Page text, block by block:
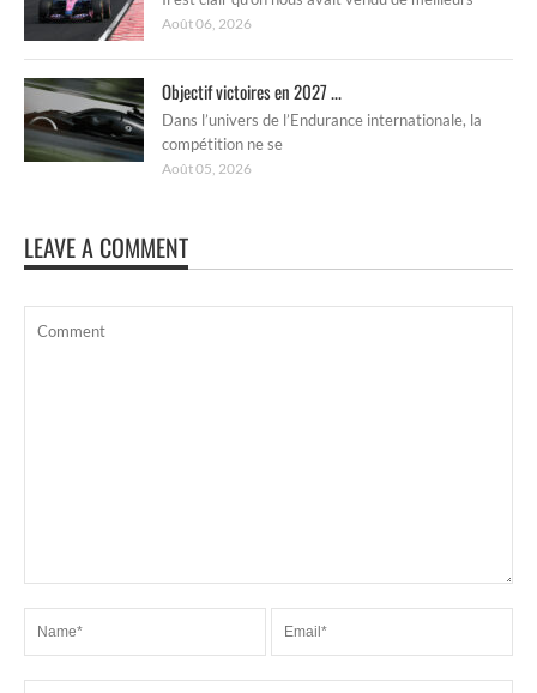
Août 06, 2026
Objectif victoires en 2027 ...
Dans l’univers de l’Endurance internationale, la
compétition ne se
Août 05, 2026
LEAVE A COMMENT